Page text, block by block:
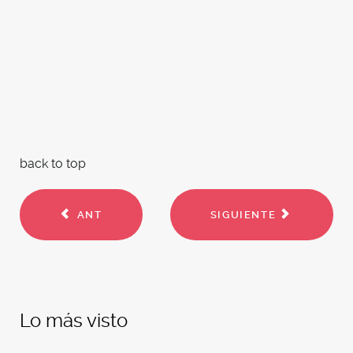
back to top
ANT SIGUIENTE
Lo más visto